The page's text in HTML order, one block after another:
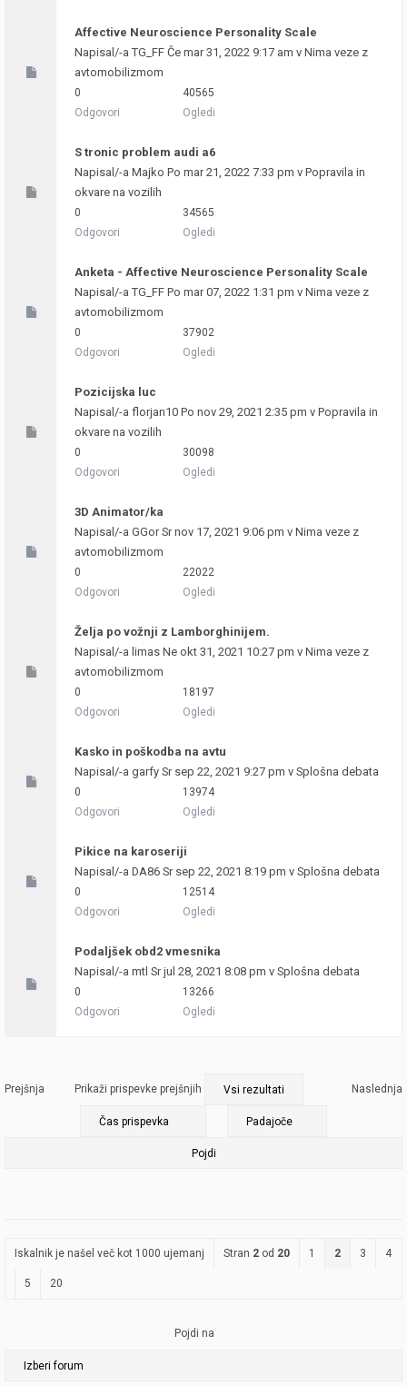
Affective Neuroscience Personality Scale
Napisal/-aTG_FF Če mar 31, 2022 9:17 am v Nima veze z
avtomobilizmom
0
Odgovori
40565
Ogledi
S tronic problem audi a6
Napisal/-a Majko Po mar 21, 2022 7:33 pm v Popravila in
okvare na vozilih
0
Odgovori
34565
Ogledi
Anketa - Affective Neuroscience Personality Scale
Napisal/-aTG_FF Po mar 07, 2022 1:31 pm v Nima veze z
avtomobilizmom
0
Odgovori
37902
Ogledi
Pozicijska luc
Napisal/-a florjan10 Po nov 29, 2021 2:35 pm v Popravila in
okvare na vozilih
0
Odgovori
30098
Ogledi
3D Animator/ka
Napisal/-a GGorSr nov 17, 2021 9:06 pm v Nima veze z
avtomobilizmom
0
Odgovori
22022
Ogledi
Želja po vožnji z Lamborghinijem.
Napisal/-a limas Ne okt 31, 2021 10:27 pm v Nima veze z
avtomobilizmom
0
Odgovori
18197
Ogledi
Kasko in poškodba na avtu
Napisal/-a garfy Sr sep 22, 2021 9:27 pm v Splošna debata
0
Odgovori
13974
Ogledi
Pikice na karoseriji
Napisal/-a DA86 Sr sep 22, 2021 8:19 pm v Splošna debata
0
Odgovori
12514
Ogledi
Podaljšek obd2 vmesnika
Napisal/-a mtl Sr jul 28, 2021 8:08 pm v Splošna debata
0
Odgovori
13266
Ogledi
Prejšnja Naslednja
Prikaži prispevke prejšnjih
Iskalnik je našel več kot 1000 ujemanj Stran 2 od 20 1 2 3 4
5 20
Pojdi na